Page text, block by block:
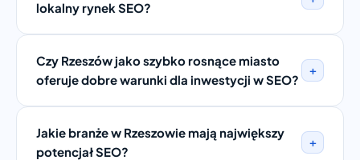
lokalny rynek SEO?
Czy Rzeszów jako szybko rosnące miasto
oferuje dobre warunki dla inwestycji w SEO?
+
Jakie branże w Rzeszowie mają największy
potencjał SEO?
+